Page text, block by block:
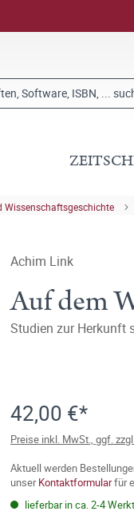
Wissenschaftsgeschichte
Achim Link
Auf dem
Studien zur Herkunft
42,00 €*
Preise inkl. MwSt., ggf.
Aktuell werden
unserKontaktformularfür
lieferbar in ca. 2-4